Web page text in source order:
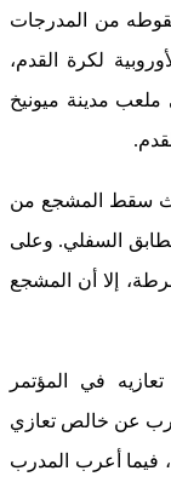
من المدرجات
لكرة القدم،
ملعب مدينة ميونيخ
سقط المشجع من
السفلي. وعلى
إلا أن المشجع
في المؤتمر
عن خالص تعازي
فيما أعرب المدرب